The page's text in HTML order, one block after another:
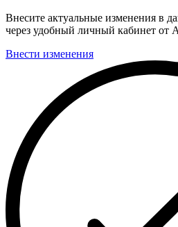
Внесите актуальные изменения в
через удобный личный кабинет
Внести изменения